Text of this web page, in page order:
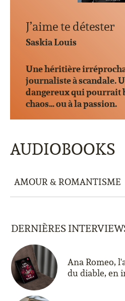
J’aime te détester
Saskia Louis
Une héritière
journaliste à scandale.
dangereux qui pourrait
chaos… ou à la passion.
AUDIOBOOKS
DERNIÈRES
Ana Romeo,
du diable, en